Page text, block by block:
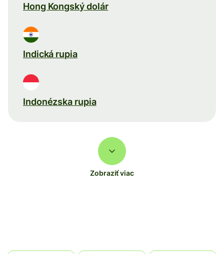
Hong Kongský dolár
Indická rupia
Indonézska rupia
Zobraziť viac